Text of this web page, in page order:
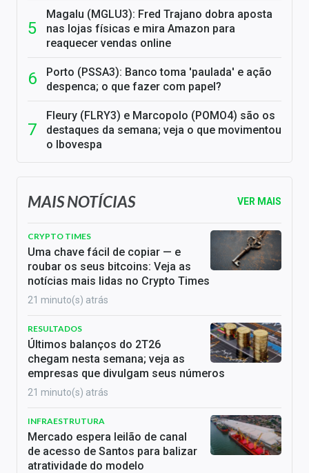
Magalu (MGLU3): Fred Trajano dobra aposta
nas lojas físicas e mira Amazon para
reaquecer vendas online
Porto (PSSA3): Banco toma 'paulada' e ação
despenca; o que fazer com papel?
Fleury (FLRY3) e Marcopolo (POMO4) são os
destaques da semana; veja o que movimentou
o Ibovespa
MAIS NOTÍCIAS VER MAIS
CRYPTO TIMES
Uma chave fácil de copiar — e
roubar os seus bitcoins: Veja as
notícias mais lidas no Crypto Times
21 minuto(s) atrás
RESULTADOS
Últimos balanços do 2T26
chegam nesta semana; veja as
empresas que divulgam seus números
21 minuto(s) atrás
INFRAESTRUTURA
Mercado espera leilão de canal
de acesso de Santos para balizar
atratividade do modelo